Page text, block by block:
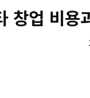
창업 비용